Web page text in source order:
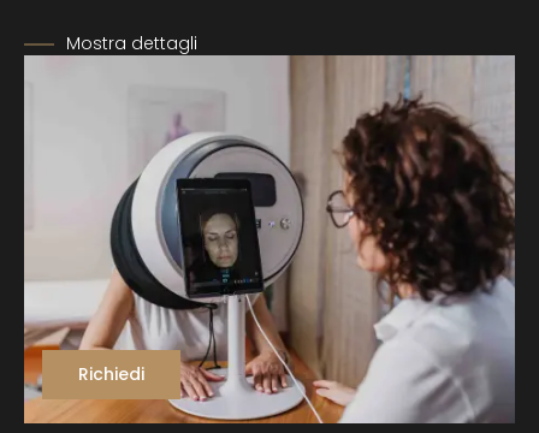
Mostra dettagli
Richiedi